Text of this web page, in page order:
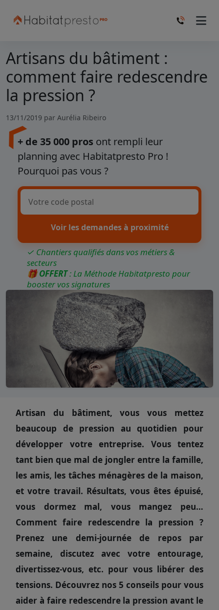
Artisans du bâtiment :
comment faire redescendre
la pression ?
13/11/2019 par Aurélia Ribeiro
+ de 35 000 pros ont rempli leur
planning avec Habitatpresto Pro !
Pourquoi pas vous ?
Voir les demandes à proximité
✓ Chantiers qualifiés dans vos métiers &
secteurs
🎁OFFERT: La Méthode Habitatpresto pour
booster vos signatures
Artisan du bâtiment, vous vous mettez
beaucoup de pression au quotidien pour
développer votre entreprise. Vous tentez
tant bien que mal de jongler entre la famille,
les amis, les tâches ménagères de la maison,
et votre travail. Résultats, vous êtes épuisé,
vous dormez mal, vous mangez peu…
Comment faire redescendre la pression ?
Prenez une demi-journée de repos par
semaine, discutez avec votre entourage,
divertissez-vous, etc. pour vous libérer des
tensions. Découvrez nos 5 conseils pour vous
aider à faire redescendre la pression avant le